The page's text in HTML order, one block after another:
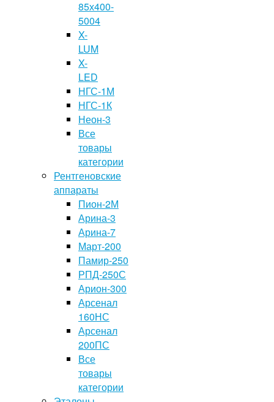
85х400-
5004
X-
LUM
X-
LED
НГС-1М
НГС-1К
Неон-3
Все
товары
категории
Рентгеновские
аппараты
Пион-2М
Арина-3
Арина-7
Март-200
Памир-250
РПД-250С
Арион-300
Арсенал
160НС
Арсенал
200ПС
Все
товары
категории